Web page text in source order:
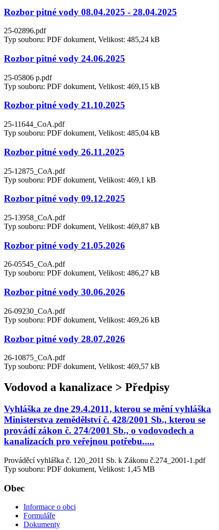
Rozbor pitné vody 08.04.2025 - 28.04.2025
25-02896.pdf
Typ souboru: PDF dokument, Velikost: 485,24 kB
Rozbor pitné vody 24.06.2025
25-05806 p.pdf
Typ souboru: PDF dokument, Velikost: 469,15 kB
Rozbor pitné vody 21.10.2025
25-11644_CoA.pdf
Typ souboru: PDF dokument, Velikost: 485,04 kB
Rozbor pitné vody 26.11.2025
25-12875_CoA.pdf
Typ souboru: PDF dokument, Velikost: 469,1 kB
Rozbor pitné vody 09.12.2025
25-13958_CoA.pdf
Typ souboru: PDF dokument, Velikost: 469,87 kB
Rozbor pitné vody 21.05.2026
26-05545_CoA.pdf
Typ souboru: PDF dokument, Velikost: 486,27 kB
Rozbor pitné vody 30.06.2026
26-09230_CoA.pdf
Typ souboru: PDF dokument, Velikost: 469,26 kB
Rozbor pitné vody 28.07.2026
26-10875_CoA.pdf
Typ souboru: PDF dokument, Velikost: 469,57 kB
Vodovod a kanalizace > Předpisy
Vyhláška ze dne 29.4.2011, kterou se mění vyhláška
Ministerstva zemědělství č. 428/2001 Sb., kterou se
provádí zákon č. 274/2001 Sb., o vodovodech a
kanalizacích pro veřejnou potřebu.....
Prováděcí vyhláška č. 120_2011 Sb. k Zákonu č.274_2001-1.pdf
Typ souboru: PDF dokument, Velikost: 1,45 MB
Obec
Informace o obci
Formuláře
Dokumenty